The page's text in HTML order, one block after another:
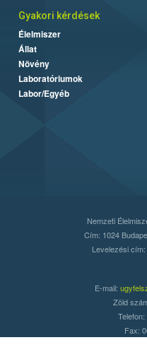
Gyakori kérdések
Élelmiszer
Állat
Növény
Laboratóriumok
Labor/Egyéb
Nemzeti
Cím: 1024
Levelezési
E-mail:
Zöld
Fax: